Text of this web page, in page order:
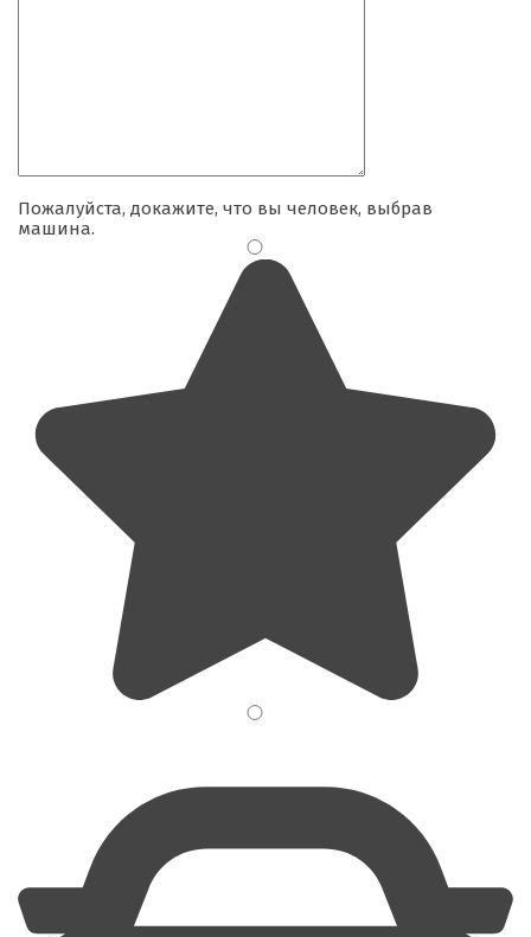
Пожалуйста, докажите, что вы человек, выбрав
машина.